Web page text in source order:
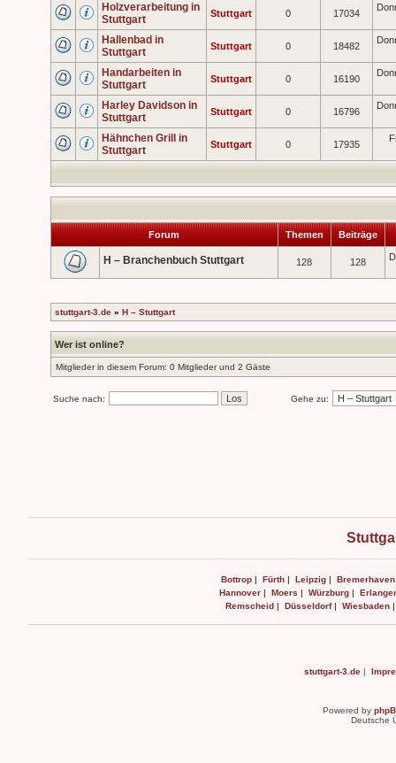
Holzverarbeitung in
Stuttgart
Stuttgart 0 17034
Hallenbad in
Stuttgart
Stuttgart 0 18482
Handarbeiten in
Stuttgart
Stuttgart 0 16190
Harley Davidson in
Stuttgart
Stuttgart 0 16796
Hähnchen Grill in
Stuttgart
Stuttgart 0 17935
Forum Themen Beiträge
H – Branchenbuch Stuttgart 128 128
stuttgart-3.de » H – Stuttgart
Wer ist online?
Mitglieder in diesem Forum: 0 Mitglieder und 2 Gäste
Suche nach: Gehe zu:
Bottrop |Fürth |Leipzig |Bremerhaven
Hannover | Moers | Würzburg |
Remscheid |Düsseldorf|Wiesbaden
stuttgart-3.de |
Powered by
Deutsche